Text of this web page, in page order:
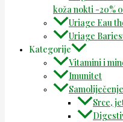
koža nokti -20%
Uriage Eau
Uriage
Kategorije
Vitamini i
Imunitet
Samoliječenje
Srce,